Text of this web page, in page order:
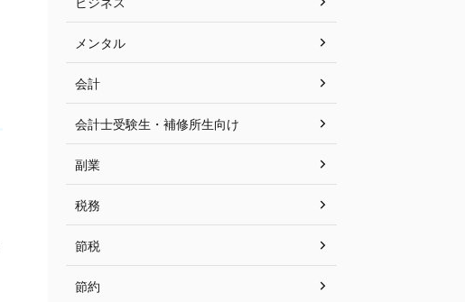
メンタル
会計
会計士受験生・補修所生向け
副業
税務
節税
節約